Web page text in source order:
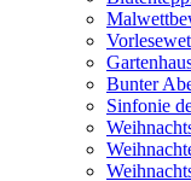
Bunter
Sinfonie